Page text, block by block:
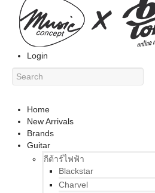
Login
Home
New Arrivals
Brands
Guitar
กีต้าร์ไฟฟ้า
Blackstar
Charvel